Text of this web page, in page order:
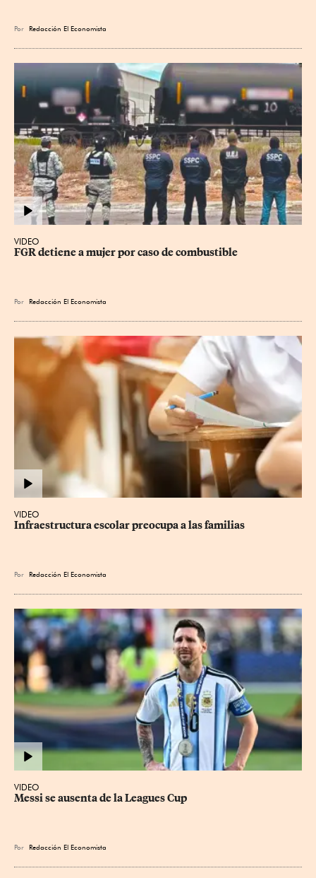
Por Redacción El Economista
VIDEO
FGR detiene a mujer por caso de combustible
Por Redacción El Economista
VIDEO
Infraestructura escolar preocupa a las familias
Por Redacción El Economista
VIDEO
Messi se ausenta de la Leagues Cup
Por Redacción El Economista